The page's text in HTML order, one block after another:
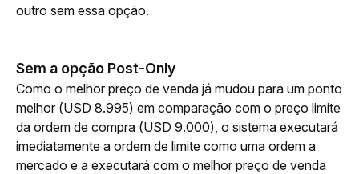
outro sem essa opção.
Sem a opção Post-Only
Como o melhor preço de venda já mudou para um ponto
melhor (USD 8.995) em comparação com o preço limite
da ordem de compra (USD 9.000), o sistema executará
imediatamente a ordem de limite como uma ordem a
mercado e a executará com o melhor preço de venda